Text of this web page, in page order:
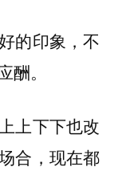
的印象，不
。
上下下也改
合，现在都